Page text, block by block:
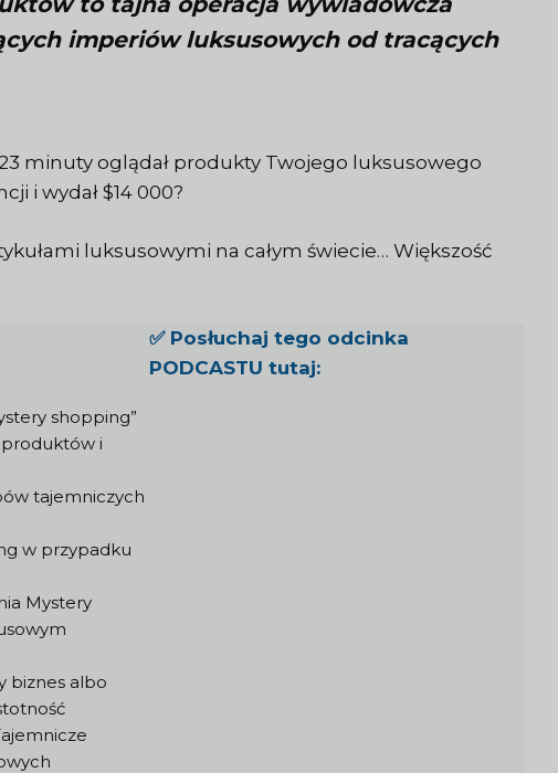
imperiów luksusowych od tracących
minuty oglądał produkty Twojego luksusowego
i wydał $14 000?
luksusowymi na całym świecie… Większość
shopping”
i
tajemniczych
w przypadku
Mystery
biznes albo
✅ Posłuchaj tego odcinka
PODCASTU tutaj: